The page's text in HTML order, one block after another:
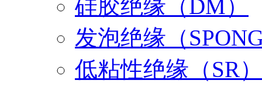
硅胶绝缘（DM）
发泡绝缘（
低粘性绝缘（SR）